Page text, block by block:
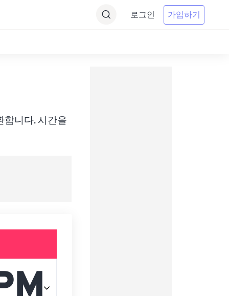
로그인 가입하기
합니다. 시간을